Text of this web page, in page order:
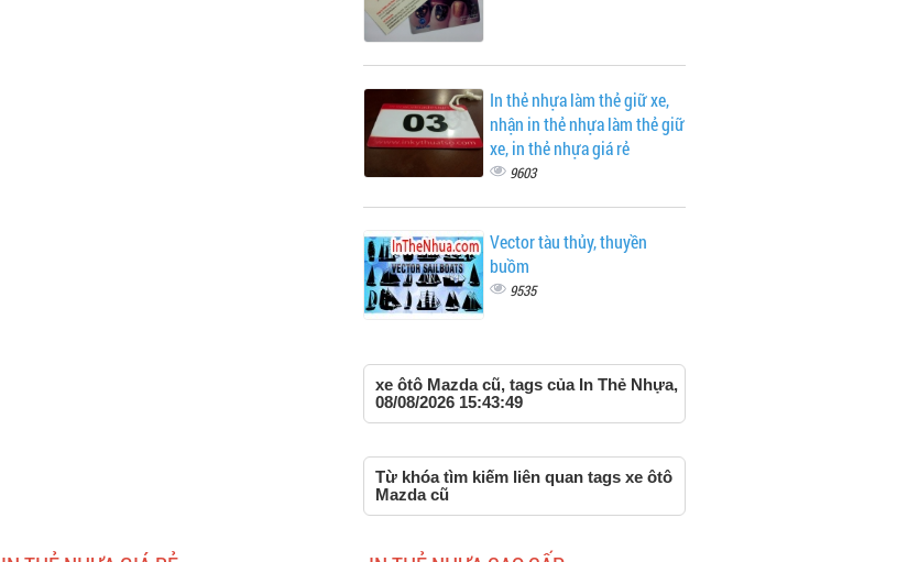
In thẻ nhựa làm thẻ giữ xe,
nhận in thẻ nhựa làm thẻ giữ
xe, in thẻ nhựa giá rẻ
9603
Vector tàu thủy, thuyền
buồm
9535
xe ôtô Mazda cũ, tags của In Thẻ Nhựa,
08/08/2026 15:43:49
Từ khóa tìm kiếm liên quan tags xe ôtô
Mazda cũ